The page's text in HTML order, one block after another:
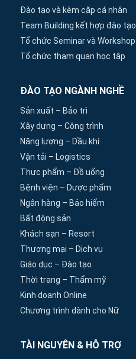
Đào tạo và kèm cặp cá nhân
Team Building kết hợp đào tạo
Tổ chức Seminar và Workshop
Tổ chức tham quan học tập
ĐÀO TẠO NGÀNH NGHỀ
Sản xuất – Bảo trì
Xây dựng – Công trình
Năng lượng – Dầu khí
Vận tải – Logistics
Thực phẩm – Đồ uống
Bệnh viện – Dược phẩm
Ngân hàng – Bảo hiểm
Bất động sản
Khách sạn – Resort
Thương mại – Dịch vụ
Giáo dục – Đào tạo
Thời trang – Thẩm mỹ
Kinh doanh Online
Chương trình dành cho Nữ
TÀI NGUYÊN & HỖ TRỢ